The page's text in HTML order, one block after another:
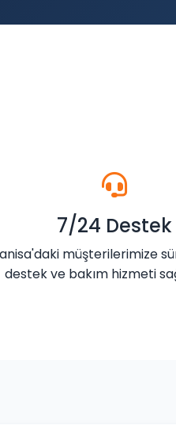
7/24 Destek
müşterilerimize
destek ve bakım hizmeti